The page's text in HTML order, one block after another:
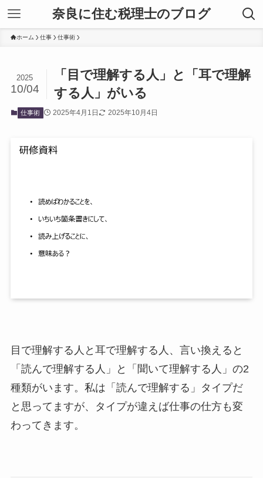
奈良に住む税理士のブログ
ホーム 仕事 仕事術
「目で理解する人」と「耳で理解
する人」がいる
2025
10/04
仕事術 2025年4月1日 2025年10月4日
目で理解する人と耳で理解する人、言い換えると
「読んで理解する人」と「聞いて理解する人」の2
種類がいます。私は「読んで理解する」タイプだ
と思ってますが、タイプが違えば仕事の仕方も変
わってきます。